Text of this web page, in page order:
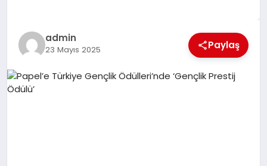
DÜNYA
EĞITIM
admin
23 Mayıs 2025 Paylaş